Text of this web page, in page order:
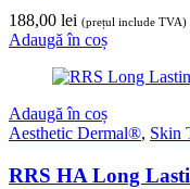
188,00 lei (prețul include TVA)
Adaugă în coș
Adaugă în coș
Aesthetic Dermal®, Skin
RRS HA Long